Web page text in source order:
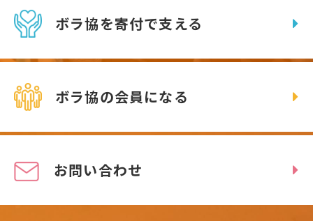
ボラ協を寄付で支える
ボラ協の会員になる
お問い合わせ